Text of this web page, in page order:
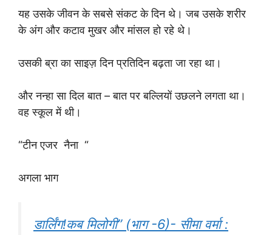
यह उसके जीवन के सबसे संकट के दिन थे। जब उसके शरीर
के अंग और कटाव मुखर और मांसल हो रहे थे।
उसकी ब्रा का साइज़ दिन प्रतिदिन बढ़ता जा रहा था।
और नन्हा सा दिल बात – बात पर बल्लियों उछलने लगता था।
वह स्कूल में थी।
“टीन एजर नैना “
अगला भाग
डार्लिंग!कब मिलोगी” (भाग -6)- सीमा वर्मा :